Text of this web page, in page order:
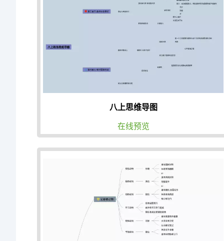
八上思维导图
在线预览